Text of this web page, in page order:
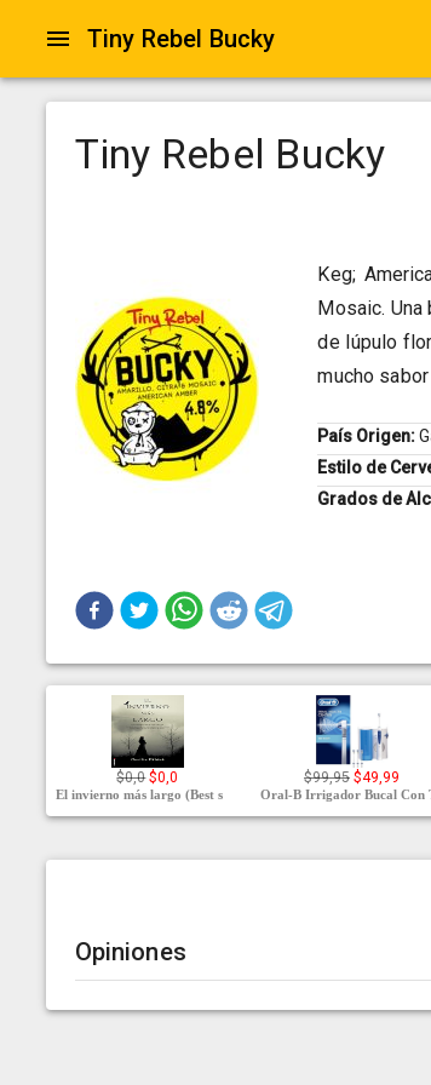
Tiny Rebel Bucky
Tiny Rebel Bucky
Keg;
Mosaic.
de lúpulo
mucho sabor
País Origen:
Estilo de
Grados de
$0,0 $0,0
El invierno más largo (Best s
$99,95 $49,99
Oral-B Irrigador Bucal Con
Opiniones